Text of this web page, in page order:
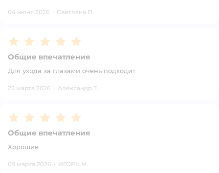
04 июня 2026 · Светлана П.
Рейтинг:5
Общие впечатления
Для ухода за глазами очень подходит
22 марта 2026 · Александр Т.
Рейтинг:5
Общие впечатления
Хорошие
09 марта 2026 · ИГОРЬ М.